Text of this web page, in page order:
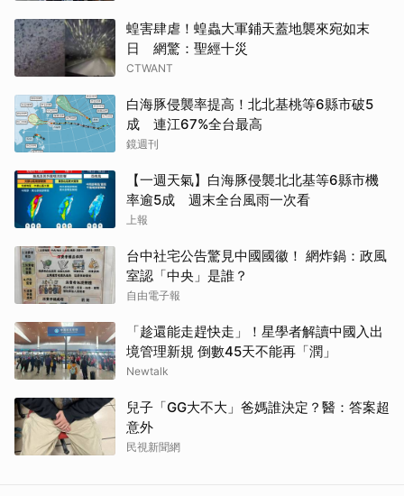
蝗害肆虐！蝗蟲大軍鋪天蓋地襲來宛如末
日 網驚：聖經十災
CTWANT
白海豚侵襲率提高！北北基桃等6縣市破5
成 連江67%全台最高
鏡週刊
【一週天氣】白海豚侵襲北北基等6縣市機
率逾5成 週末全台風雨一次看
上報
台中社宅公告驚見中國國徽！ 網炸鍋：政風
室認「中央」是誰？
自由電子報
「趁還能走趕快走」！星學者解讀中國入出
境管理新規 倒數45天不能再「潤」
Newtalk
兒子「GG大不大」爸媽誰決定？醫：答案超
意外
民視新聞網